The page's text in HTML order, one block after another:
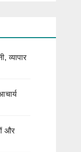
व्यापार
और